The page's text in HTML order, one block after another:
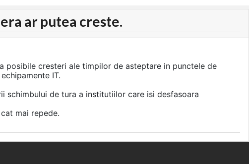
ar putea creste.
posibile cresteri ale timpilor de asteptare in punctele de
IT.
schimbului de tura a institutiilor care isi desfasoara
mai repede.